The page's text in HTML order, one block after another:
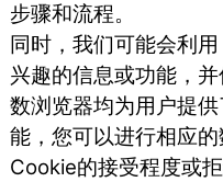
步骤和流程。
同时，我们可能会利
兴趣的信息或功能，
数浏览器均为用户提
能，您可以进行相应
Cookie的接受程度或